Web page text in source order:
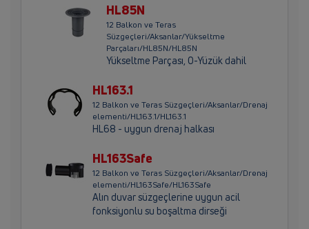
HL85N
12 Balkon ve Teras
Süzgeçleri/Aksanlar/Yükseltme
Parçaları/HL85N/HL85N
Yükseltme Parçası, O-Yüzük dahil
HL163.1
12 Balkon ve Teras Süzgeçleri/Aksanlar/Drenaj
elementi/HL163.1/HL163.1
HL68 - uygun drenaj halkası
HL163Safe
12 Balkon ve Teras Süzgeçleri/Aksanlar/Drenaj
elementi/HL163Safe/HL163Safe
Alın duvar süzgeçlerine uygun acil
fonksiyonlu su boşaltma dirseği